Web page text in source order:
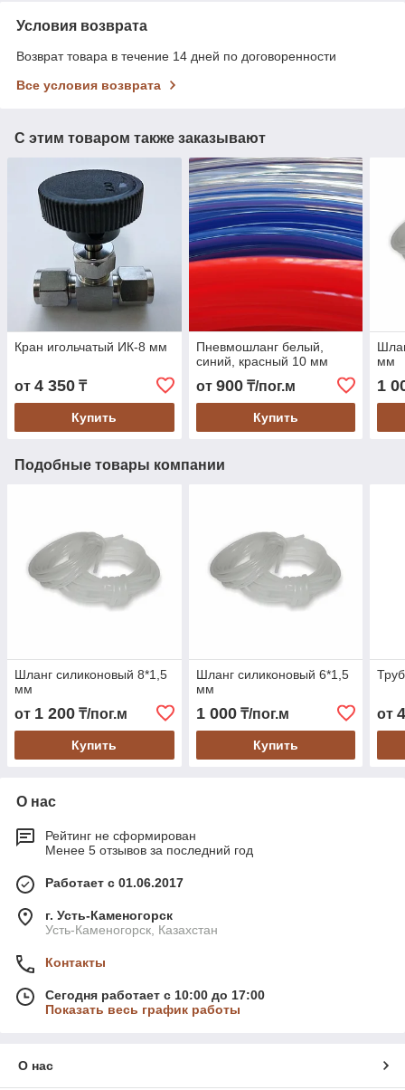
Условия возврата
Возврат товара в течение 14 дней по договоренности
Все условия возврата
С этим товаром также заказывают
Кран игольчатый ИК-8 мм
от 4 350 ₸
Купить
Пневмошланг белый,
синий, красный 10 мм
от 900₸/пог.м
Купить
мм
1
Подобные товары компании
Шланг силиконовый 8*1,5
мм
от 1 200 ₸/пог.м
Купить
Шланг силиконовый 6*1,5
мм
1 000₸/пог.м
Купить
от
О нас
Рейтинг не сформирован
Менее 5 отзывов за последний год
Работает с 01.06.2017
г. Усть-Каменогорск
Усть-Каменогорск, Казахстан
Контакты
Сегодня работает с 10:00 до 17:00
Показать весь график работы
О нас